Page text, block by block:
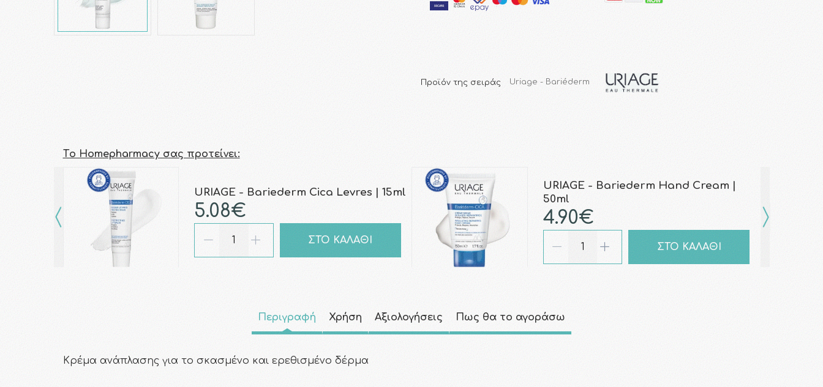
Προϊόν της σειράς Uriage - Bariéderm
Τo Homepharmacy σας προτείνει:
URIAGE - Bariederm Cica Levres | 15ml
5.08€
ΣΤΟ ΚΑΛΑΘΙ
URIAGE - Bariederm Hand Cream |
50ml
4.90€
ΣΤΟ ΚΑΛΑΘΙ
Περιγραφή Χρήση Αξιολογήσεις Πως θα το αγοράσω
Κρέμα ανάπλασης για το σκασμένο και ερεθισμένο δέρμα